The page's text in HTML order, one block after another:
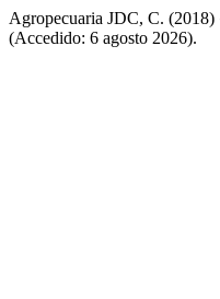
Agropecuaria JDC, C.
(Accedido: 6 agosto 2026).